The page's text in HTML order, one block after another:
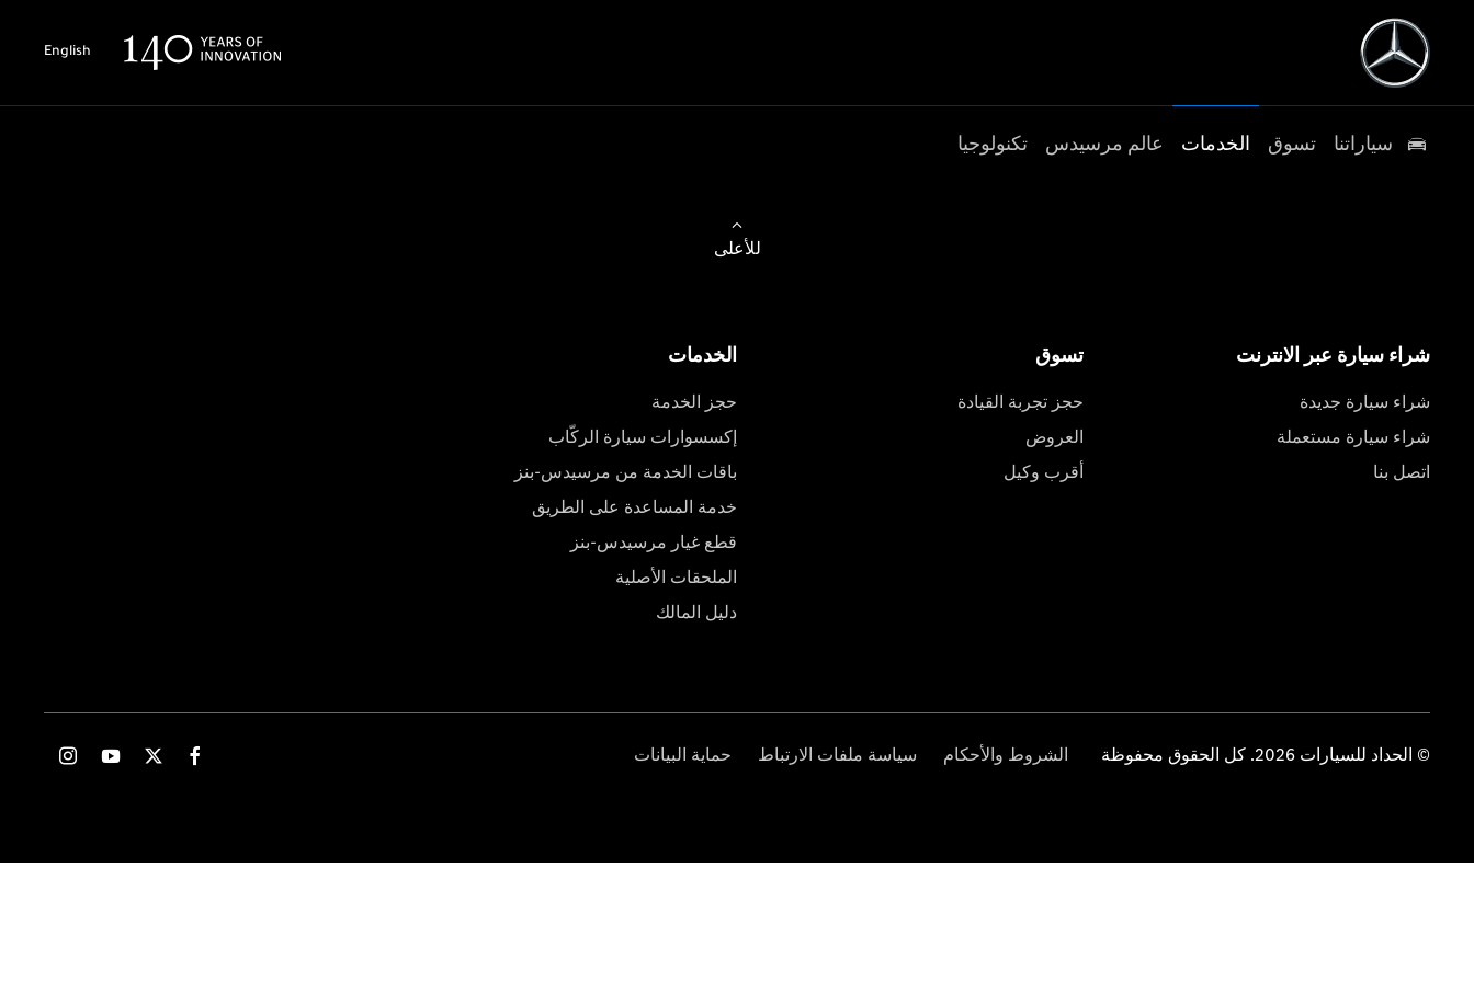
English
سياراتنا تسوق الخدمات عالم مرسيدس تكنولوجيا
للأعلى
شراء سيارة عبر الانترنت
شراء سيارة جديدة
شراء سيارة مستعملة
اتصل بنا
تسوق
حجز تجربة القيادة
العروض
أقرب وكيل
الخدمات
حجز الخدمة
إكسسوارات سيارة الركّاب
باقات الخدمة من مرسيدس-بنز
خدمة المساعدة على الطريق
قطع غيار مرسيدس-بنز
الملحقات الأصلية
دليل المالك
© الحداد للسيارات 2026. كل الحقوق محفوظة الشروط والأحكام سياسة ملفات الارتباط حماية البيانات